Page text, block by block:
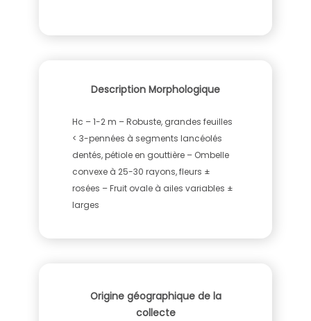
Description Morphologique
Hc – 1-2 m – Robuste, grandes feuilles
< 3-pennées à segments lancéolés
dentés, pétiole en gouttière – Ombelle
convexe à 25-30 rayons, fleurs ±
rosées – Fruit ovale à ailes variables ±
larges
Origine géographique de la
collecte